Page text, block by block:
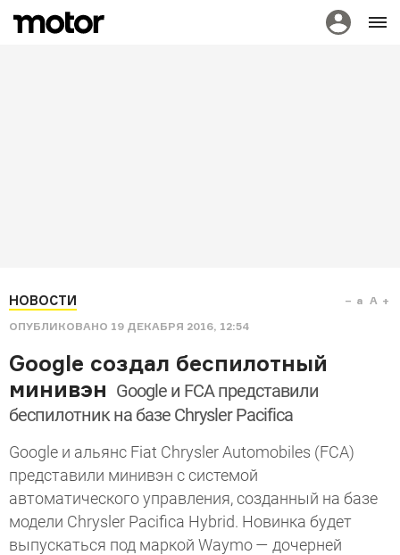
НОВОСТИ
ОПУБЛИКОВАНО 19 ДЕКАБРЯ 2016, 12:54
a A
Google создал беспилотный
минивэн Google и FCA представили
беспилотник на базе Chrysler Pacifica
Google и альянс Fiat Chrysler Automobiles (FCA)
представили минивэн с системой
автоматического управления, созданный на базе
модели Chrysler Pacifica Hybrid. Новинка будет
выпускаться под маркой Waymo — дочерней